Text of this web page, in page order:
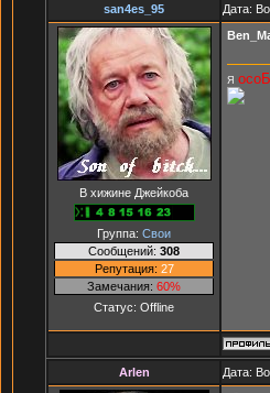
san4es_95 Дата:
В хижине Джейкоба
Группа: Свои
Сообщений: 308
Репутация: 27
Замечания: 60%
Статус: Offline
Я
Arlen Дата: